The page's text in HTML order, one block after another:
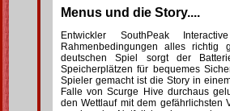
Menus und die Story....
Entwickler SouthPeak
Rahmenbedingungen alles richtig
deutschen Spiel sorgt der
Speicherplätzen für bequemes
Spieler gemacht ist die Story in
Falle von Scurge Hive durchaus
den Wettlauf mit dem gefährlichsten